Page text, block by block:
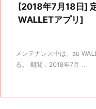
[2018年7月18日]
WALLETアプリ]
メンテナンス中は、au
る。 期間：2018年7月 ...